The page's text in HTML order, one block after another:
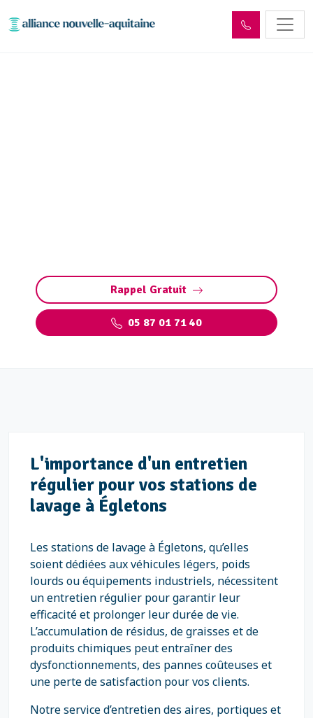
Rappel Gratuit
05 87 01 71 40
L'importance d'un entretien
régulier pour vos stations de
lavage à Égletons
Les stations de lavage à Égletons, qu’elles
soient dédiées aux véhicules légers, poids
lourds ou équipements industriels, nécessitent
un entretien régulier pour garantir leur
efficacité et prolonger leur durée de vie.
L’accumulation de résidus, de graisses et de
produits chimiques peut entraîner des
dysfonctionnements, des pannes coûteuses et
une perte de satisfaction pour vos clients.
Notre service d’entretien des aires, portiques et